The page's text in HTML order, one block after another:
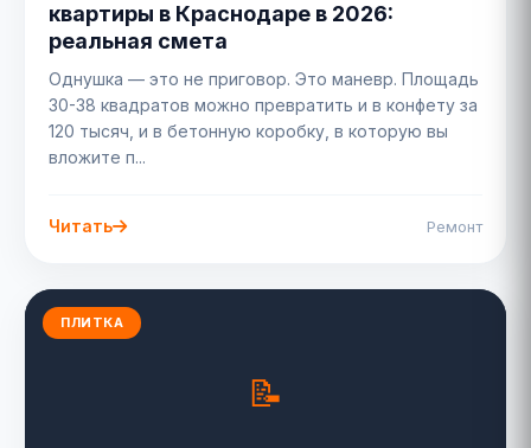
квартиры в Краснодаре в 2026:
реальная смета
Однушка — это не приговор. Это маневр. Площадь
30-38 квадратов можно превратить и в конфету за
120 тысяч, и в бетонную коробку, в которую вы
вложите п...
Читать Ремонт
ПЛИТКА